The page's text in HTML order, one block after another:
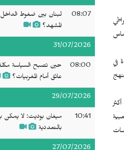
في
08:07
لبنان بين ضغوط الداخل
المشهد؟
31/07/2026
08:00
حين تصبح السياسة
عائق أمام المغربيات؟
29/07/2026
10:41
ميغان بوديت: لا يمكن
بالتعددية